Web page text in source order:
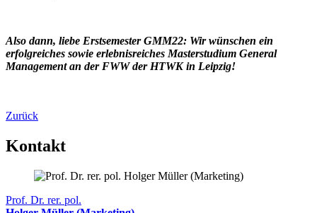
Also dann, liebe Erstsemester GMM22: Wir wünschen ein
erfolgreiches sowie erlebnisreiches Masterstudium General
Management an der FWW der HTWK in Leipzig!
Zurück
Kontakt
Prof. Dr. rer. pol.